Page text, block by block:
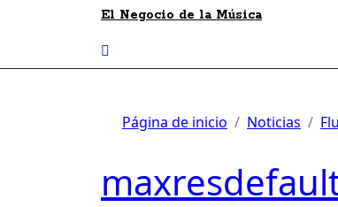
El Negocio de la Música
Página de inicio Noticias